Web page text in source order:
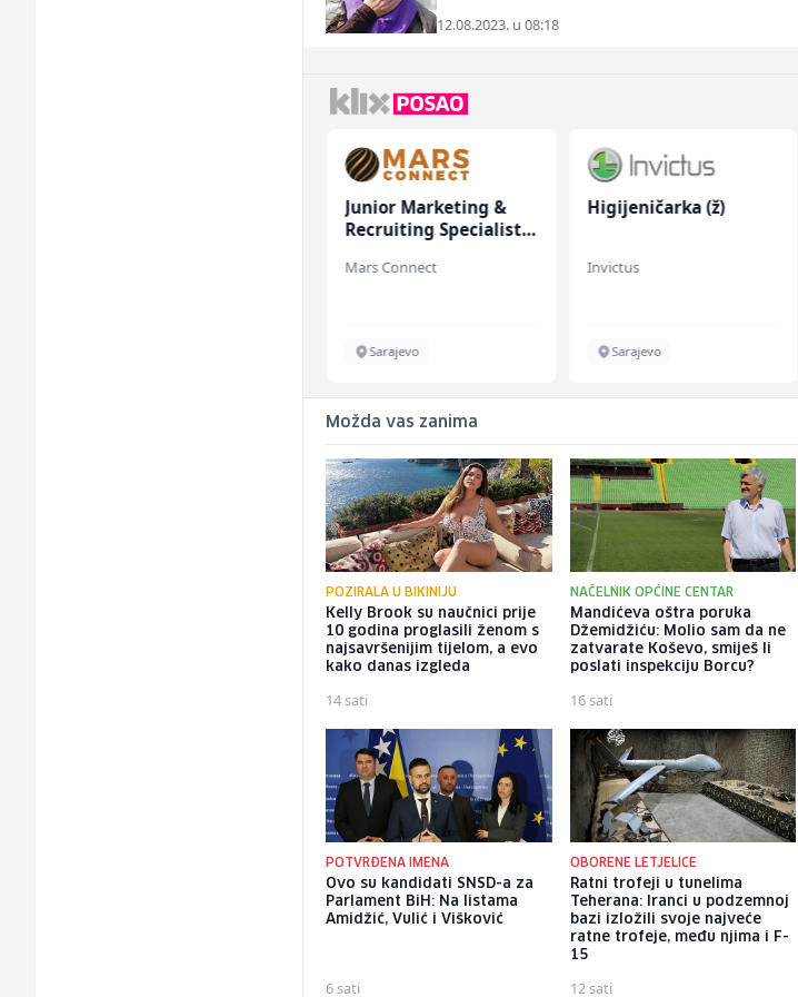
12.08.2023. u 08:18
Junior Marketing &
Recruiting Specialist
Mars Connect
Sarajevo
Higijeničarka (ž)
Invictus
Sarajevo
Možda vas zanima
POZIRALA U BIKINIJU
Kelly Brook su naučnici prije
10 godina proglasili ženom s
najsavršenijim tijelom, a evo
kako danas izgleda
14 sati
NAČELNIK OPĆINE CENTAR
Mandićeva oštra poruka
Džemidžiću: Molio sam da ne
zatvarate Koševo, smiješ li
poslati inspekciju Borcu?
16 sati
POTVRĐENA IMENA
Ovo su kandidati SNSD-a za
Parlament BiH: Na listama
Amidžić, Vulić i Višković
6 sati
OBORENE LETJELICE
Ratni trofeji u tunelima
Teherana: Iranci u podzemnoj
bazi izložili svoje najveće
ratne trofeje, među njima i F-
15
12 sati